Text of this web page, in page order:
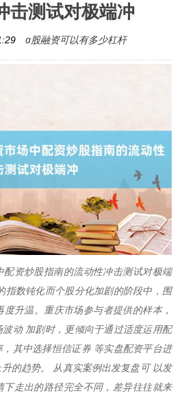
击测试对极端冲
a股融资可以有多少杠杆
配资炒股指南的流动性冲击测试对极端
指数钝化而个股分化加剧的阶段中，围
度升温。重庆市场参与者提供的样本，
动 加剧时，更倾向于通过适度运用配
其中选择恒信证券 等实盘配资平台进
的趋势。 从真实案例出发复盘可 以发
走出的路径完全不同，差异往往就来